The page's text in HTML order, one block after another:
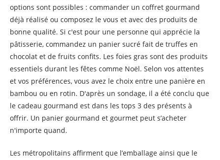
options sont possibles : commander un coffret gourmand
déjà réalisé ou composez le vous et avec des produits de
bonne qualité. Si c'est pour une personne qui apprécie la
pâtisserie, commandez un panier sucré fait de truffes en
chocolat et de fruits confits. Les foies gras sont des produits
essentiels durant les fêtes comme Noël. Selon vos attentes
et vos préférences, vous avez le choix entre une panière en
bambou ou en rotin. D'après un sondage, il a été conclu que
le cadeau gourmand est dans les tops 3 des présents à
offrir. Un panier gourmand et gourmet peut s’acheter
n'importe quand.
Les métropolitains affirment que l’emballage ainsi que le